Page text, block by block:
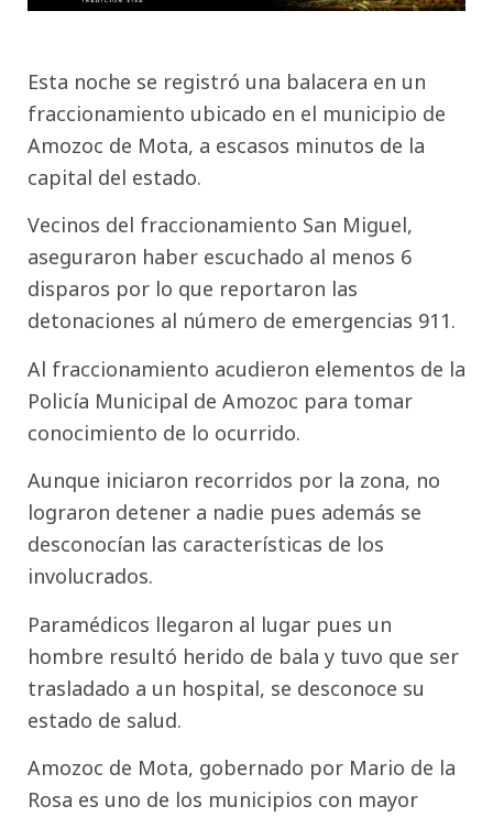
Esta noche se registró una balacera en un
fraccionamiento ubicado en el municipio de
Amozoc de Mota, a escasos minutos de la
capital del estado.
Vecinos del fraccionamiento San Miguel,
aseguraron haber escuchado al menos 6
disparos por lo que reportaron las
detonaciones al número de emergencias 911.
Al fraccionamiento acudieron elementos de la
Policía Municipal de Amozoc para tomar
conocimiento de lo ocurrido.
Aunque iniciaron recorridos por la zona, no
lograron detener a nadie pues además se
desconocían las características de los
involucrados.
Paramédicos llegaron al lugar pues un
hombre resultó herido de bala y tuvo que ser
trasladado a un hospital, se desconoce su
estado de salud.
Amozoc de Mota, gobernado por Mario de la
Rosa es uno de los municipios con mayor